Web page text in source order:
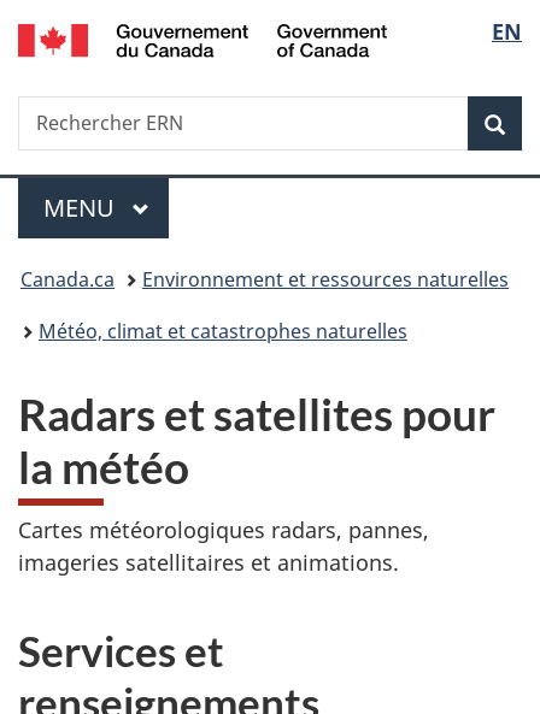
Passer
au
Passer
à
du
Passer
à
simplifiée
de
la
EN
Recherche
Rechercher
ERN
Menu
MENU PRINCIPAL
Vous
êtes
Canada.ca
Environnement et ressources naturelles
Météo, climat et catastrophes naturelles
Radars et satellites pour
la météo
Cartes météorologiques radars, pannes,
imageries satellitaires et animations.
Services et
renseignements